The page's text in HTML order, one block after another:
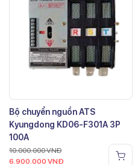
Bộ chuyển nguồn ATS
Kyungdong KD06-F301A 3P
100A
10.000.000VNĐ
6.900.000 VNĐ